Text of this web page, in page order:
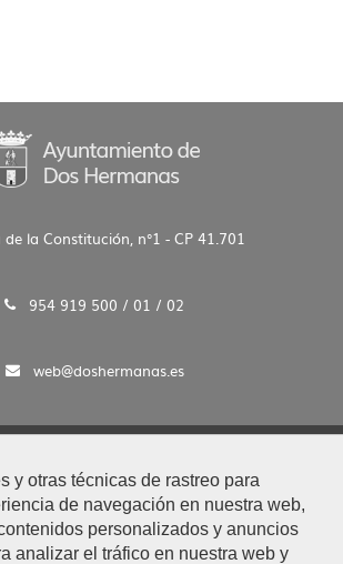
y otras técnicas de rastreo para
de navegación en nuestra web,
personalizados y anuncios
analizar el tráfico en nuestra web y
de la Constitución, n°1 - CP 41.701
954 919 500 / 01 / 02
web@doshermanas.es
Legal y Protección de Datos
|
Mapa Web
|